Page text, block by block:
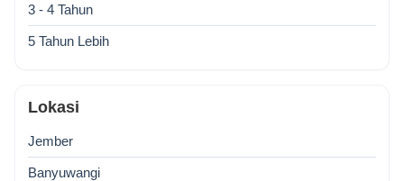
3 - 4 Tahun
5 Tahun Lebih
Lokasi
Jember
Banyuwangi